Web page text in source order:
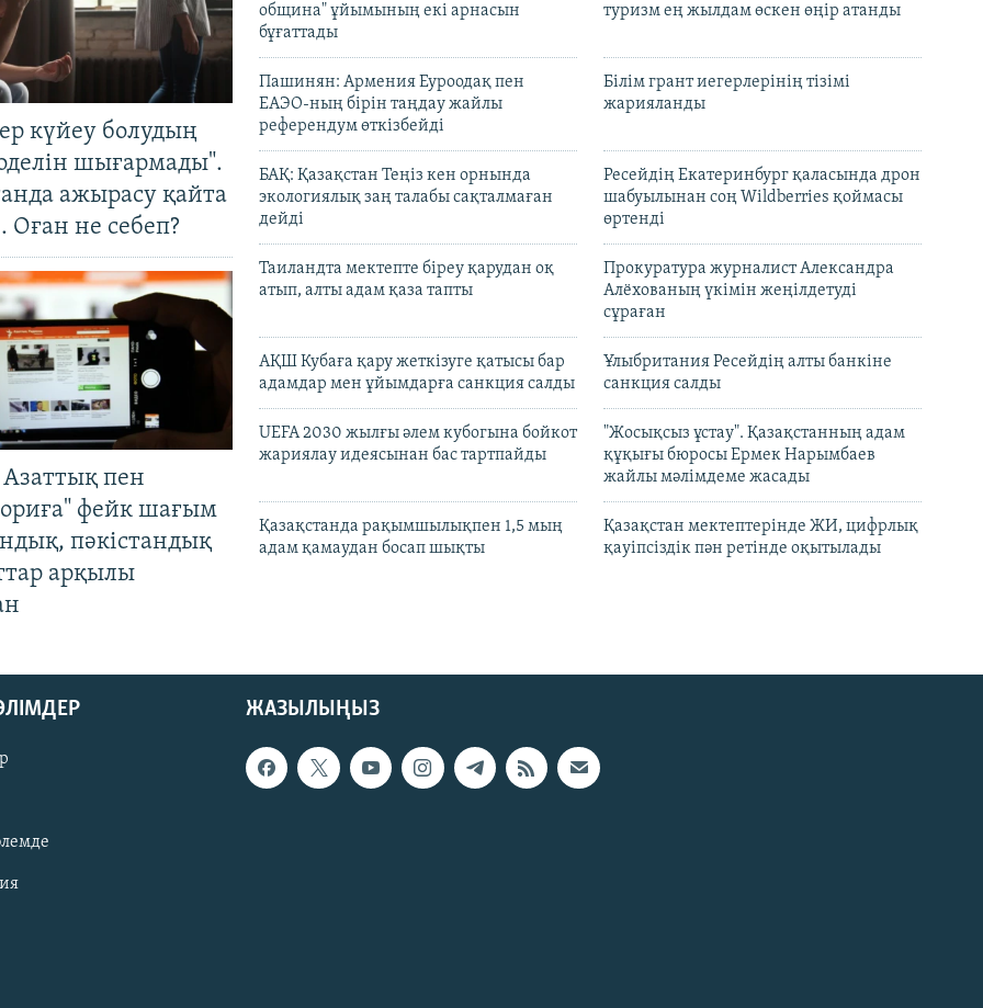
күйеу болудың
шығармады".
ажырасу қайта
Оған не себеп?
Азаттық пен
фейк шағым
пәкістандық
арқылы
община" ұйымының екі арнасын
бұғаттады
туризм ең жылдам өскен өңір атанды
Пашинян: Армения Еуроодақ пен
ЕАЭО-ның бірін таңдау жайлы
референдум өткізбейді
Білім грант иегерлерінің тізімі
жарияланды
БАҚ: Қазақстан Теңіз кен орнында
экологиялық заң талабы сақталмаған
дейді
Ресейдің Екатеринбург қаласында дрон
шабуылынан соң Wildberries қоймасы
өртенді
Таиландта мектепте біреу қарудан оқ
атып, алты адам қаза тапты
Прокуратура журналист Александра
Алёхованың үкімін жеңілдетуді
сұраған
АҚШ Кубаға қару жеткізуге қатысы бар
адамдар мен ұйымдарға санкция салды
Ұлыбритания Ресейдің алты банкіне
санкция салды
UEFA 2030 жылғы әлем кубогына бойкот
жариялау идеясынан бас тартпайды
"Жосықсыз ұстау". Қазақстанның адам
құқығы бюросы Ермек Нарымбаев
жайлы мәлімдеме жасады
Қазақстанда рақымшылықпен 1,5 мың
адам қамаудан босап шықты
Қазақстан мектептерінде ЖИ, цифрлық
қауіпсіздік пән ретінде оқытылады
ЖАЗЫЛЫҢЫЗ